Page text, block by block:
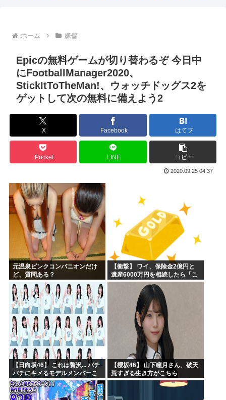
プーチン「あえて申し上げます。助けてください。」
このガンプラなにかわかる？
エッヂ声優大好き部
ラジコンのキングタイガーでスズメバチの巣に突撃「ハチから...
イチローがマリナーズ主催のHRダービーで見せた活躍にML...
高市早苗、また怪しい経歴が出てくるwww
子供にはロボットアニメ以外禁止にするわ
【画像】キオクシア声優・羊宮妃那ちゃん今日も信用できるw...
デスノートの魅上照がめっちゃ好きなんだが
靖国神社、自衛官以外の軍服を禁止「コスプレは英霊を侮辱」
エ口漫画描いたんだけどpixivで誰も見ない
AI扱いされた絵師、筆を折る
ホーム 嫌儲
Epicの無料ゲームが切り替わるぞ 今日中
にFootballManager2020、
StickItToTheMan!、ウォッチドッグス2を
ゲットして次の無料に備えよう2
X Facebook はてブ
Pocket LINE コピー
2020.09.25 04:37
元温泉ピンクコンパニオンだけ
ど、質問ある？
【衝撃】 ワイ、保険金2億円と
遺産6000万円を相続したら「こ
う」なった・・・
【日向坂46】 これは贅沢... バチ
バチにキメるモデルメンバーこ
ちら
【櫻坂46】 山下瞳月さん、破天
荒すぎる生き方がこちら